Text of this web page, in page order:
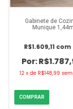
Gabinete de
Munique
R$1.609,11 com
12 xde R$148,99